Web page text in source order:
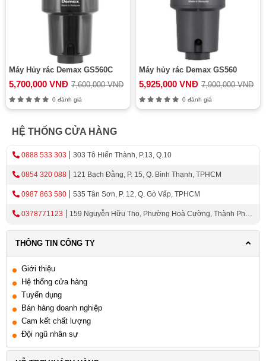
Máy Hủy rác Demax GS560C
5,700,000 VNĐ 7,600,000 VNĐ
0 đánh giá
Máy hủy rác Demax GS560
5,925,000 VNĐ 7,900,000 VNĐ
0 đánh giá
HỆ THỐNG CỬA HÀNG
0888 533 303 303 Tô Hiến Thành, P.13, Q.10
0854 320 088 121 Bạch Đằng, P. 15, Q. Bình Thạnh, TPHCM
0987 863 580 535 Tân Sơn, P. 12, Q. Gò Vấp, TPHCM
0378771123
159 Nguyễn Hữu Thọ, Phường Hoà Cường, Thành Phố
THÔNG TIN CÔNG TY
Giới thiệu
Hệ thống cửa hàng
Tuyển dụng
Bán hàng doanh nghiệp
Cam kết chất lượng
Đội ngũ nhân sự